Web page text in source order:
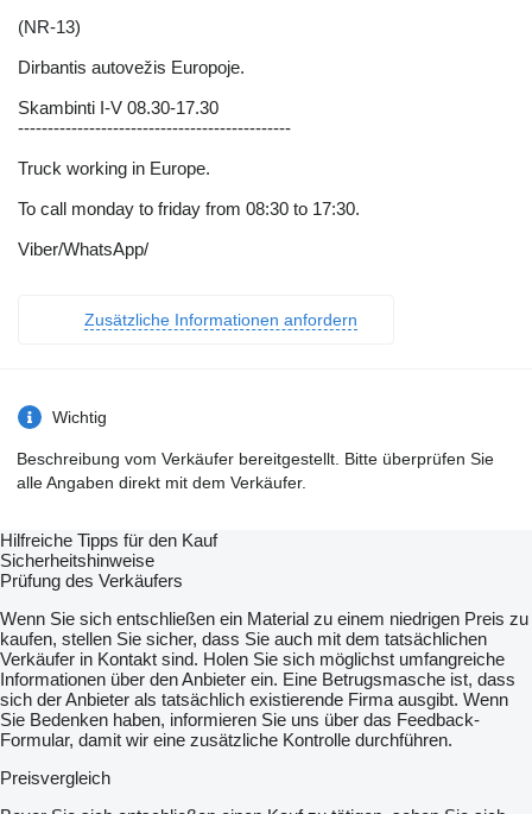
(NR-13)
Dirbantis autovežis Europoje.
Skambinti I-V 08.30-17.30
----------------------------------------------
Truck working in Europe.
To call monday to friday from 08:30 to 17:30.
Viber/WhatsApp/
Zusätzliche Informationen anfordern
Wichtig
Beschreibung vom Verkäufer bereitgestellt. Bitte überprüfen Sie
alle Angaben direkt mit dem Verkäufer.
Hilfreiche Tipps für den Kauf
Sicherheitshinweise
Prüfung des Verkäufers
Wenn Sie sich entschließen ein Material zu einem niedrigen Preis zu
kaufen, stellen Sie sicher, dass Sie auch mit dem tatsächlichen
Verkäufer in Kontakt sind. Holen Sie sich möglichst umfangreiche
Informationen über den Anbieter ein. Eine Betrugsmasche ist, dass
sich der Anbieter als tatsächlich existierende Firma ausgibt. Wenn
Sie Bedenken haben, informieren Sie uns über das Feedback-
Formular, damit wir eine zusätzliche Kontrolle durchführen.
Preisvergleich